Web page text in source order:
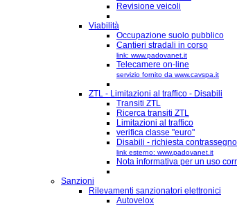
Revisione veicoli
Viabilità
Occupazione suolo pubblico
Cantieri stradali in corso
link: www.padovanet.it
Telecamere on-line
servizio fornito da www.cavspa.it
ZTL - Limitazioni al traffico - Disabili
Transiti ZTL
Ricerca transiti ZTL
Limitazioni al traffico
verifica classe "euro"
Disabili - richiesta contrassegno
link esterno: www.padovanet.it
Nota informativa per un uso
Sanzioni
Rilevamenti sanzionatori elettronici
Autovelox